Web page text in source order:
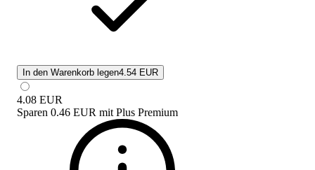
In den Warenkorb legen4.54 EUR
4.08 EUR
Sparen 0.46 EUR mit Plus Premium